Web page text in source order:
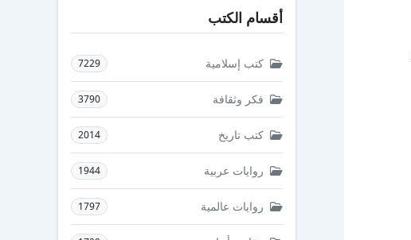
أقسام الكتب
كتب إسلامية 7229
فكر وثقافة 3790
كتب تاريخ 2014
روايات عربية 1944
روايات عالمية 1797